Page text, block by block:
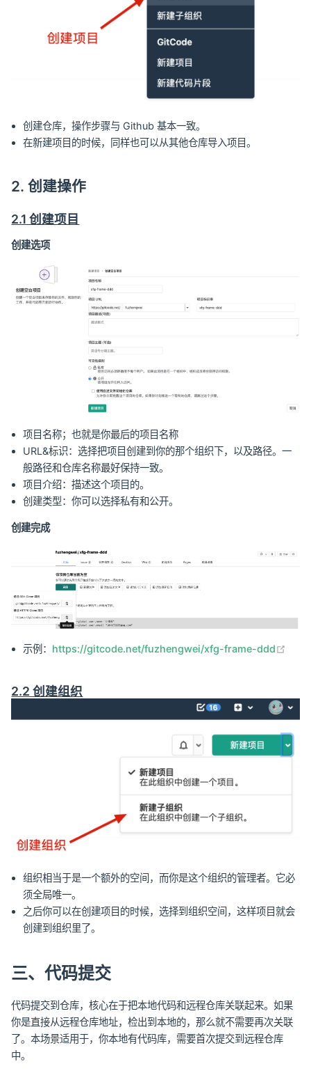
创建仓库，操作步骤与 Github 基本一致。
在新建项目的时候，同样也可以从其他仓库导入项目。
2. 创建操作
2.1 创建项目
创建选项
项目名称；也就是你最后的项目名称
URL&标识：选择把项目创建到你的那个组织下，以及路径。一
般路径和仓库名称最好保持一致。
项目介绍：描述这个项目的。
创建类型：你可以选择私有和公开。
创建完成
示例： https://gitcode.net/fuzhengwei/xfg-frame-ddd
2.2 创建组织
组织相当于是一个额外的空间，而你是这个组织的管理者。它必
须全局唯一。
之后你可以在创建项目的时候，选择到组织空间，这样项目就会
创建到组织里了。
三、代码提交
代码提交到仓库，核心在于把本地代码和远程仓库关联起来。如果
你是直接从远程仓库地址，检出到本地的，那么就不需要再次关联
了。本场景适用于，你本地有代码库，需要首次提交到远程仓库
中。